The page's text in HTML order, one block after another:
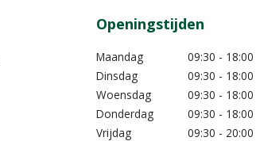
Openingstijden
Maandag
09:30 - 18:00
Dinsdag
09:30 - 18:00
Woensdag
09:30 - 18:00
Donderdag
09:30 - 18:00
Vrijdag
09:30 - 20:00